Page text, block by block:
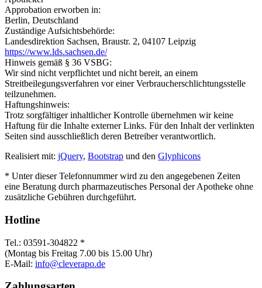
Approbation erworben in:
Berlin, Deutschland
Zuständige Aufsichtsbehörde:
Landesdirektion Sachsen, Braustr. 2, 04107 Leipzig
https://www.lds.sachsen.de/
Hinweis gemäß § 36 VSBG:
Wir sind nicht verpflichtet und nicht bereit, an einem
Streitbeilegungsverfahren vor einer Verbraucherschlichtungsstelle
teilzunehmen.
Haftungshinweis:
Trotz sorgfältiger inhaltlicher Kontrolle übernehmen wir keine
Haftung für die Inhalte externer Links. Für den Inhalt der verlinkten
Seiten sind ausschließlich deren Betreiber verantwortlich.
Realisiert mit: jQuery, Bootstrap und den Glyphicons
* Unter dieser Telefonnummer wird zu den angegebenen Zeiten
eine Beratung durch pharmazeutisches Personal der Apotheke ohne
zusätzliche Gebühren durchgeführt.
Hotline
Tel.: 03591-304822 *
(Montag bis Freitag 7.00 bis 15.00 Uhr)
E-Mail: info@cleverapo.de